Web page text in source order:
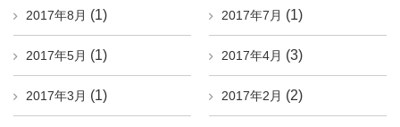
2017年8月 (1) 2017年7月 (1)
2017年5月 (1) 2017年4月 (3)
2017年3月 (1) 2017年2月 (2)